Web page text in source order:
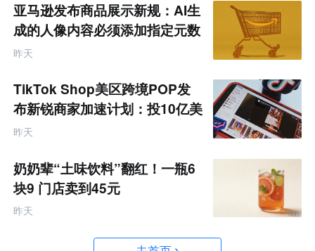
亚马逊发布商品展示新规：AI生
成的人像内容必须添加指定元数
据
昨天
TikTok Shop美区跨境POP发
布新锐商家加速计划：投10亿美
金资源帮扶四类商家
昨天
奶奶辈“土味饮料”翻红！一瓶6
块9 门店卖到45元
昨天